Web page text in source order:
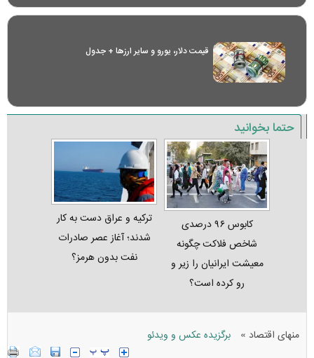
قیمت دلار، یورو و سایر ارز‌ها + جدول
حتما بخوانید
کابوس ۹۶ درصدی
شاخص فلاکت چگونه
معیشت ایرانیان را زیر و
رو کرده است؟
ترکیه و عراق دست به کار
شدند؛ آغاز عصر صادرات
نفت بدون هرمز؟
منهای اقتصاد » برگزیده عکس و ویدئو